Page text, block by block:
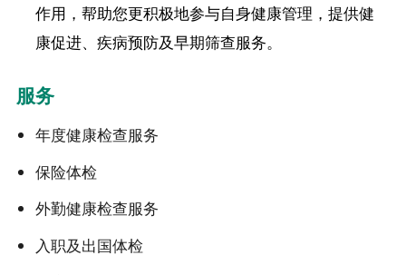
作用，帮助您更积极地参与自身健康管理，提供健
康促进、疾病预防及早期筛查服务。
服务
年度健康检查服务
保险体检
外勤健康检查服务
入职及出国体检